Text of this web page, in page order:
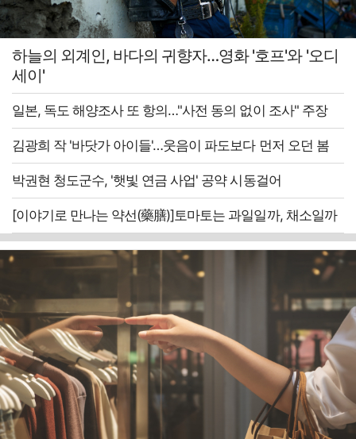
하늘의 외계인, 바다의 귀향자…영화 '호프'와 '오디
세이'
일본, 독도 해양조사 또 항의…"사전 동의 없이 조사" 주장
김광희 작 '바닷가 아이들'…웃음이 파도보다 먼저 오던 봄
박권현 청도군수, '햇빛 연금 사업' 공약 시동걸어
[이야기로 만나는 약선(藥膳)]토마토는 과일일까, 채소일까